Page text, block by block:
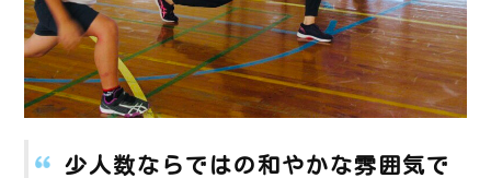
少人数ならではの和やかな雰囲気で